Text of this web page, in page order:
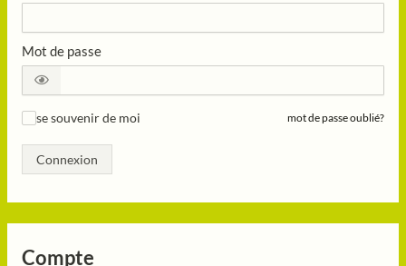
Mot de passe
se souvenir de moi mot de passe oublié?
Connexion
Compte